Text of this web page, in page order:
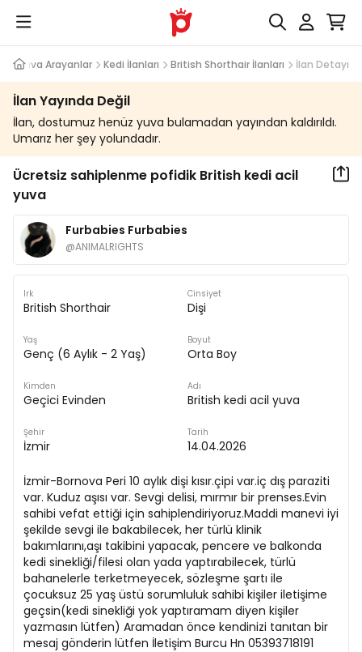
Yuva Arayanlar Kedi İlanları British Shorthair İlanları İlan Detayı
İlan Yayında Değil
İlan, dostumuz henüz yuva bulamadan yayından kaldırıldı.
Umarız her şey yolundadır.
Ücretsiz sahiplenme pofidik British kedi acil
yuva
Furbabies Furbabies
@ANIMALRIGHTS
Irk
British Shorthair
Cinsiyet
Dişi
Yaş
Genç (6 Aylık - 2 Yaş)
Boyut
Orta Boy
Kimden
Geçici Evinden
Adı
British kedi acil yuva
Şehir
İzmir
Tarih
14.04.2026
İzmir-Bornova Peri 10 aylık dişi kısır.çipi var.iç dış paraziti
var. Kuduz aşısı var. Sevgi delisi, mırmır bir prenses.Evin
sahibi vefat ettiği için sahiplendiriyoruz.Maddi manevi iyi
şekilde sevgi ile bakabilecek, her türlü klinik
bakımlarını,aşı takibini yapacak, pencere ve balkonda
kedi sinekliği/filesi olan yada yaptırabilecek, türlü
bahanelerle terketmeyecek, sözleşme şartı ile
çocuksuz 25 yaş üstü sorumluluk sahibi kişiler iletişime
geçsin(kedi sinekliği yok yaptıramam diyen kişiler
yazmasın lütfen) Aramadan önce kendinizi tanıtan bir
mesaj gönderin lütfen İletişim Burcu Hn 05393718191